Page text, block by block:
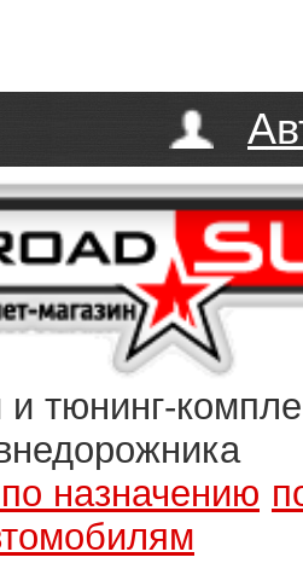
тюнинг-
назначению